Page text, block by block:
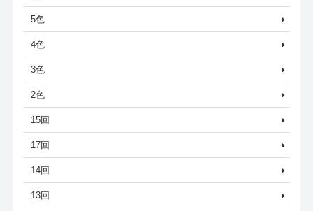
5色
4色
3色
2色
15回
17回
14回
13回